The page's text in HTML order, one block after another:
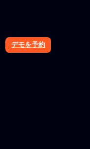
デモを予約